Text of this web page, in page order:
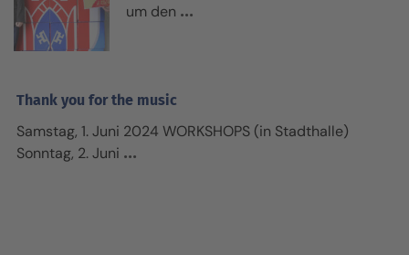
um den
Thank you for the music
Samstag, 1. Juni 2024 WORKSHOPS (in Stadthalle)
Sonntag, 2. Juni